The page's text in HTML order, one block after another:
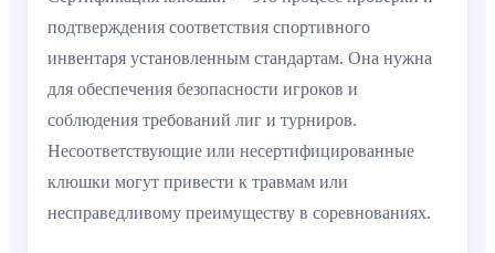
подтверждения соответствия спортивного
инвентаря установленным стандартам. Она нужна
для обеспечения безопасности игроков и
соблюдения требований лиг и турниров.
Несоответствующие или несертифицированные
клюшки могут привести к травмам или
несправедливому преимуществу в соревнованиях.